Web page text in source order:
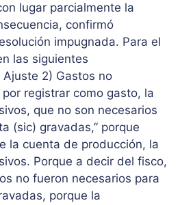
lugar parcialmente la
confirmó
impugnada. Para el
las siguientes
2) Gastos no
registrar como gasto, la
que no son necesarios
(sic) gravadas,” porque
la cuenta de producción, la
Porque a decir del fisco,
no fueron necesarios para
porque la